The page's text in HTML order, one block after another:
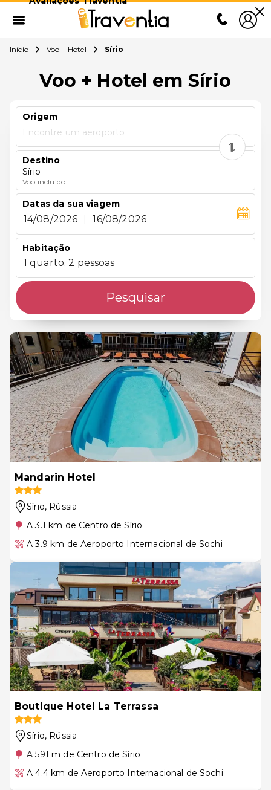
Início Voo + Hotel Sírio
Voo + Hotel em Sírio
Origem
Encontre um aeroporto
Destino
Sírio
Voo incluído
Datas da sua viagem
14/08/2026 16/08/2026
Habitação
1 quarto. 2 pessoas
Pesquisar
Mandarin Hotel
Sírio, Rússia
A 3.1 km de Centro de Sírio
A 3.9 km de Aeroporto Internacional de Sochi
Boutique Hotel La Terrassa
Sírio, Rússia
A 591 m de Centro de Sírio
A 4.4 km de Aeroporto Internacional de Sochi